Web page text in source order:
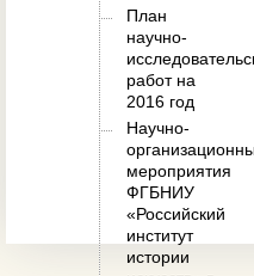
План
научно-
работ на
2016 год
Научно-
мероприятия
ФГБНИУ
«Российский
институт
истории